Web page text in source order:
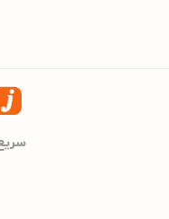
مشخصات مصرف انرژی